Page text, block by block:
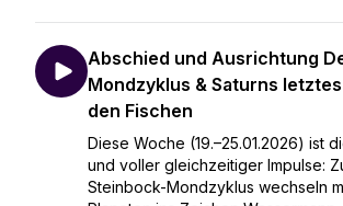
Abschied und Ausrichtung
Mondzyklus & Saturns
den Fischen
Diese Woche (19.–25.01.2026) ist
und voller gleichzeitiger Impulse:
Steinbock-Mondzyklus wechseln